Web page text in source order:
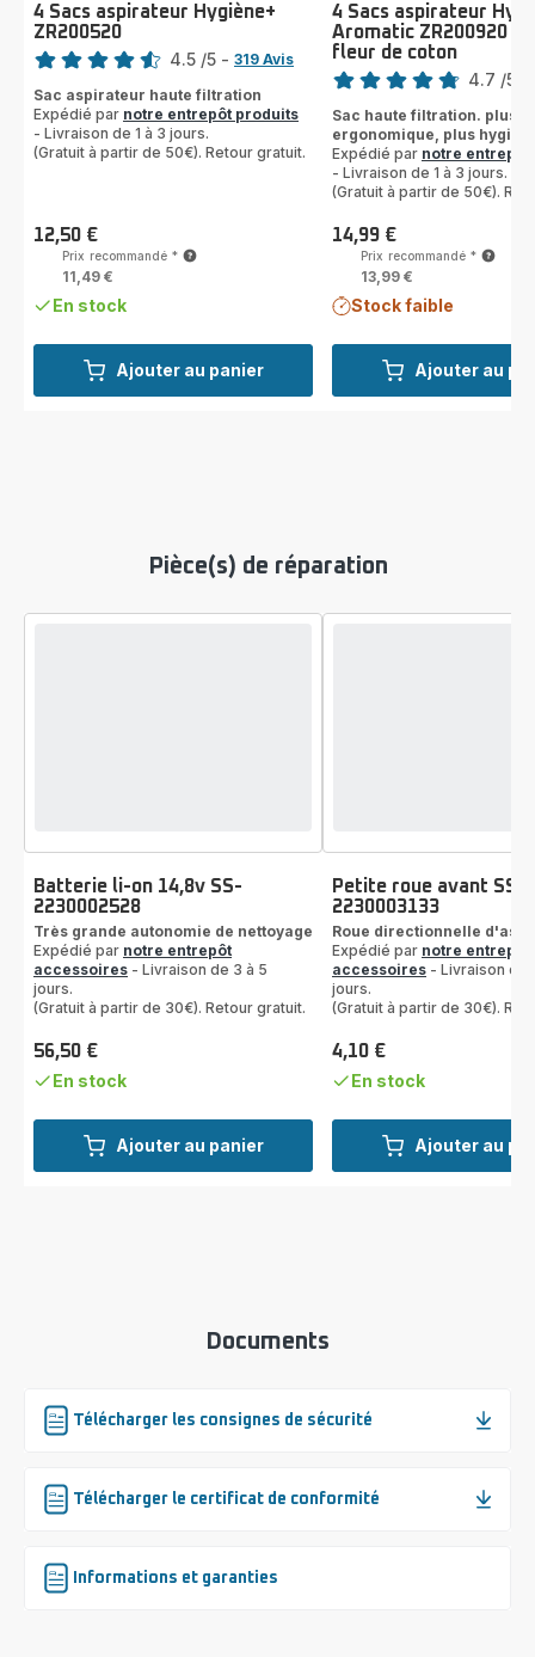
Ajouter au panier
4 Sacs aspirateur Hygiène+
ZR200520
Note
4.5 /5 - 319 Avis
Sac aspirateur haute filtration
Expédié par notre entrepôt produits
- Livraison de 1 à 3 jours.
(Gratuit à partir de 50€). Retour gratuit.
Prix
12,50 €
Prix recommandé *
11,49 €
En stock
Ajouter au
4 Sacs aspirateur
Aromatic ZR200920 -
fleur de coton
Note
4.7 /5
Sac haute filtration. plus
ergonomique, plus
Expédié par notre entrepôt
- Livraison de 1 à 3 jours.
(Gratuit à partir de 50€).
Prix
14,99 €
Prix recommandé *
13,99 €
Stock faible
Pièce(s) de réparation
Ajouter au panier
Batterie li-on 14,8v SS-
2230002528
Très grande autonomie de nettoyage
Expédié par notre entrepôt
accessoires - Livraison de 3 à 5
jours.
(Gratuit à partir de 30€). Retour gratuit.
Prix
56,50 €
En stock
Ajouter au
Petite roue avant SS-
2230003133
Roue directionnelle
Expédié par notre entrepôt
accessoires - Livraison de
jours.
(Gratuit à partir de 30€).
Prix
4,10 €
En stock
Documents
Télécharger les consignes de sécurité
Télécharger le certificat de conformité
Informations et garanties